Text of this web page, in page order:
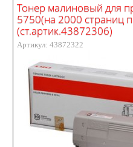
Тонер малиновый для
5750(на 2000 страниц
(ст.артик.43872306)
Артикул: 43872322